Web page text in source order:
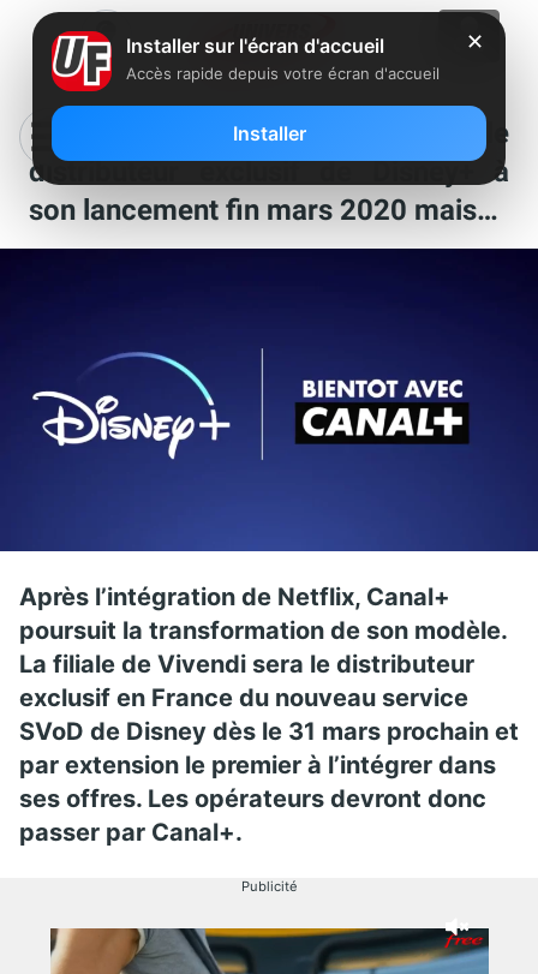
C’est officiel, Canal+ sera le
distributeur exclusif de Disney+ à
son lancement fin mars 2020 mais…
Après l’intégration de Netflix, Canal+
poursuit la transformation de son modèle.
La filiale de Vivendi sera le distributeur
exclusif en France du nouveau service
SVoD de Disney dès le 31 mars prochain et
par extension le premier à l’intégrer dans
ses offres. Les opérateurs devront donc
passer par Canal+.
Publicité
✕
Installer sur l'écran d'accueil
Accès rapide depuis votre écran d'accueil
Installer